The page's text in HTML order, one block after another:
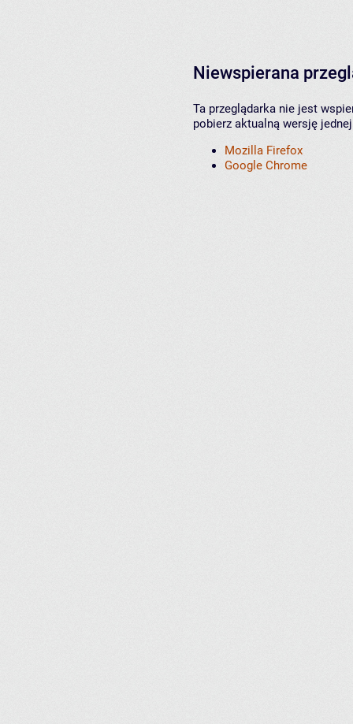
Niewspierana
Ta przeglądarka nie jest
pobierz aktualną wersję
Mozilla Firefox
Google Chrome